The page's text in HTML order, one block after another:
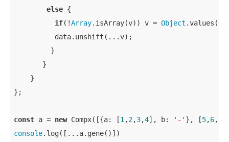
else {
if(!Array.isArray(v)) v = Object
          data.unshift(...v);
         }
       }
    }
};
const a = new Compx([{a: [1 ,2,3,4], b: '-' }, [5,6,
console.log([...a.gene()])